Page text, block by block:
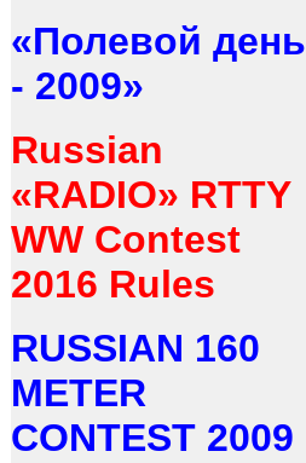
«Полевой день
- 2009»
Russian
«RADIO» RTTY
WW Contest
2016 Rules
RUSSIAN 160
METER
CONTEST 2009